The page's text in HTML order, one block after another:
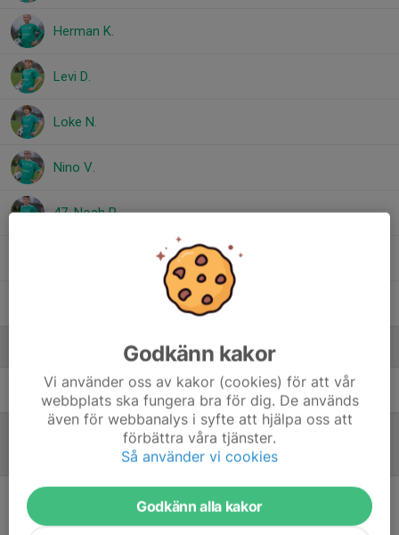
Herman K.
Levi D.
Loke N.
Nino V.
47. Noah R.
Björn IsacssonTränare
Inget referat skrivet
Godkänn kakor
Vi använder oss av kakor (cookies) för att vår
webbplats ska fungera bra för dig. De används
även för webbanalys i syfte att hjälpa oss att
förbättra våra tjänster.
Så använder vi cookies
Godkänn alla kakor